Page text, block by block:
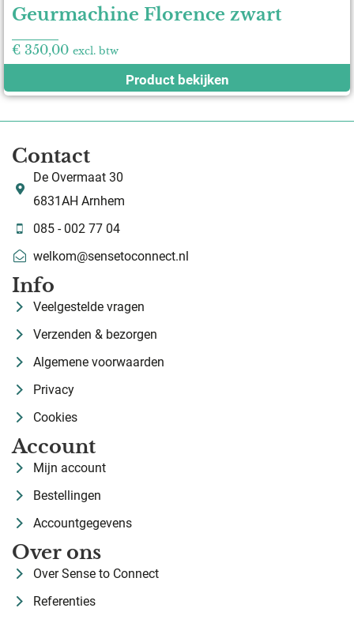
Geurmachine Florence zwart
€ 350,00 excl. btw
Product bekijken
Contact
De Overmaat 30
6831AH Arnhem
085 - 002 77 04
welkom@sensetoconnect.nl
Info
Veelgestelde vragen
Verzenden & bezorgen
Algemene voorwaarden
Privacy
Cookies
Account
Mijn account
Bestellingen
Accountgegevens
Over ons
Over Sense to Connect
Referenties